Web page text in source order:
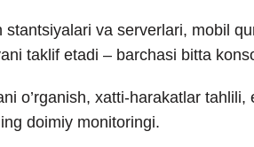
va serverlari, mobil
taklif etadi – barchasi bitta
o’rganish, xatti-harakatlar
doimiy monitoringi.